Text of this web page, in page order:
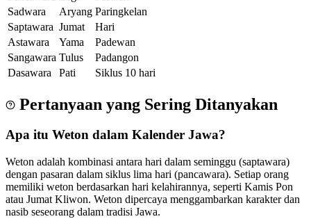
Sadwara
Aryang Paringkelan
Saptawara Jumat
Hari
Astawara
Yama
Padewan
Sangawara Tulus
Padangon
Dasawara
Pati Siklus 10 hari
Pertanyaan yang Sering Ditanyakan
Apa itu Weton dalam Kalender Jawa?
Weton adalah kombinasi antara hari dalam seminggu (saptawara)
dengan pasaran dalam siklus lima hari (pancawara). Setiap orang
memiliki weton berdasarkan hari kelahirannya, seperti Kamis Pon
atau Jumat Kliwon. Weton dipercaya menggambarkan karakter dan
nasib seseorang dalam tradisi Jawa.